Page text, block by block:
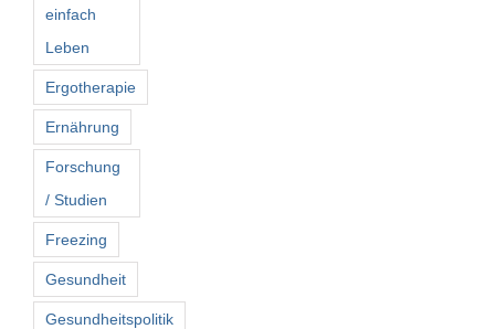
einfach
Leben
Ergotherapie
Ernährung
Forschung
/ Studien
Freezing
Gesundheit
Gesundheitspolitik